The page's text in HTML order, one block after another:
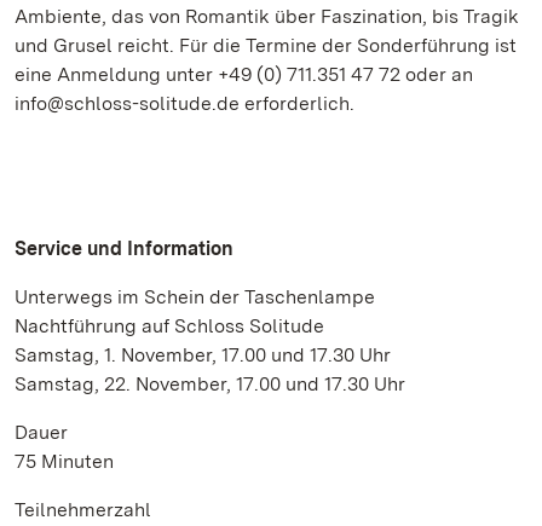
Ambiente, das von Romantik über Faszination, bis Tragik
und Grusel reicht. Für die Termine der Sonderführung ist
eine Anmeldung unter +49 (0) 711.351 47 72 oder an
info@schloss-solitude.de erforderlich.
Service und Information
Unterwegs im Schein der Taschenlampe
Nachtführung auf Schloss Solitude
Samstag, 1. November, 17.00 und 17.30 Uhr
Samstag, 22. November, 17.00 und 17.30 Uhr
Dauer
75 Minuten
Teilnehmerzahl